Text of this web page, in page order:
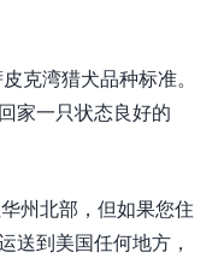
克湾猎犬品种标准。
家一只状态良好的
州北部，但如果您住
送到美国任何地方，